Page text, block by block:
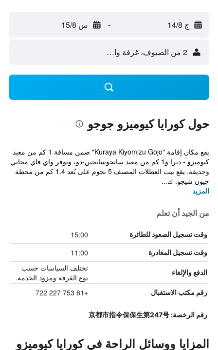
ج 14/8 - س 15/8
2 من الضيوف، غرفة واحدة
حول كورايا كيوميزو جوجو
يقع مكان إقامة "Kuraya Kiyomizu Gojo" ضمن مسافة 1 كم من معبد
كيوميزو - ديرا و1 كم من معبد سانجوسانجين-دو، ويوفر واي فاي مجاني
وحديقة. يقع بيت العطلات المصنف 5 نجوم على بُعد 1.4 كم من محطة
جيون شيجو. ك...
المزيد
من الجيد أن تعلم
وقت تسجيل الصعود للطائرة 15:00
وقت تسجيل المغادرة 11:00
الدفع والإلغاء
تختلف السياسات حسب
نوع الغرفة ومزود الخدمة.
رقم مكتب الاستقبال +81 753 227 722
رقم الرخصة: 京都市指令保保生第247号
المزايا ووسائل الراحة في كورايا كيوميزو